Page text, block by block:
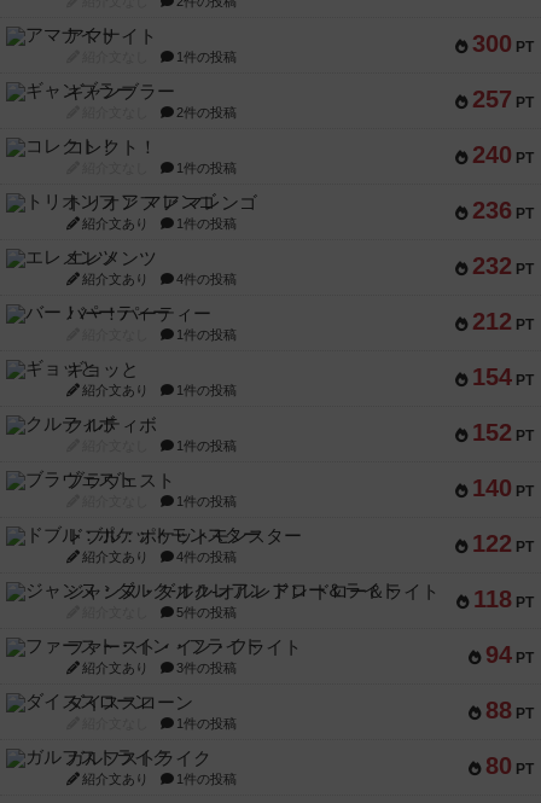
300 PT
アマナイト
1件の投稿
257 PT
ギャンブラー
2件の投稿
240 PT
コレクト！
1件の投稿
236 PT
トリオンフ ア マレンゴ
紹介文あり 1件の投稿
232 PT
エレメンツ
紹介文あり 4件の投稿
212 PT
バー！パーティー
1件の投稿
154 PT
ギョッと
紹介文あり 1件の投稿
152 PT
クルティボ
1件の投稿
140 PT
ブラヴェスト
1件の投稿
122 PT
ドブル：ポケットモンスター
紹介文あり 4件の投稿
118 PT
ジャンヌ・ダルク-オルレアン ドロー＆ライト
5件の投稿
94 PT
ファースト・イン・フライト
紹介文あり 3件の投稿
88 PT
ダイススローン
1件の投稿
80 PT
ガルフストライク
紹介文あり 1件の投稿